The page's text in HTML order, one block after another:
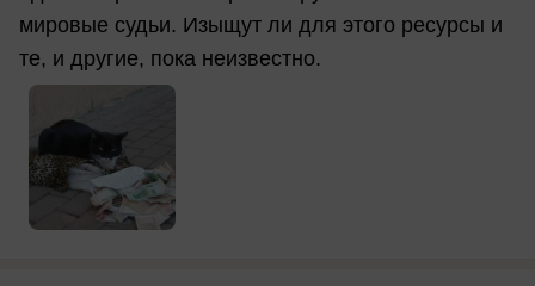
мировые судьи. Изыщут ли для этого ресурсы и
те, и другие, пока неизвестно.